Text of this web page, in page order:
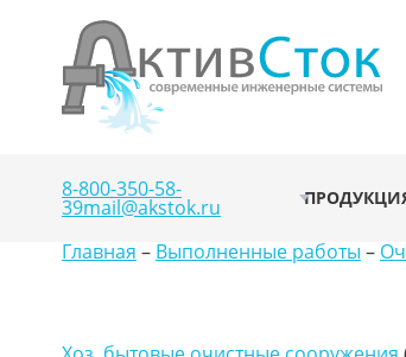
8-800-350-58-
39mail@akstok.ru
Главная – Выполненные работы –